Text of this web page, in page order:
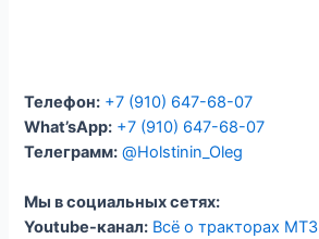
Телефон: +7 (910) 647-68-07
What’sApp: +7 (910) 647-68-07
Телеграмм: @Holstinin_Oleg
Мы в социальных сетях:
Youtube-канал: Всё о тракторах МТЗ